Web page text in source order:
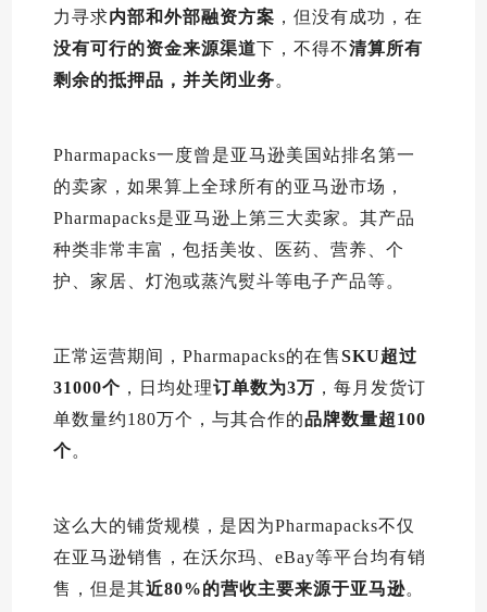
力寻求内部和外部融资方案 ，但没有成功，在
没有可行的资金来源渠道下，不得不清算所有
剩余的抵押品，并关闭业务。
Pharmapacks一度曾是亚马逊美国站排名第一
的卖家，如果算上全球所有的亚马逊市场，
Pharmapacks是亚马逊上第三大卖家。其产品
种类非常丰富，包括美妆、医药、营养、个
护、家居、灯泡或蒸汽熨斗等电子产品等。
正常运营期间，Pharmapacks的在售SKU超过
31000个 ，日均处理订单数为3万 ，每月发货订
单数量约180万个，与其合作的品牌数量超100
个。
这么大的铺货规模，是因为Pharmapacks不仅
在亚马逊销售，在沃尔玛、eBay等平台均有销
售，但是其近80%的营收主要来源于亚马逊。